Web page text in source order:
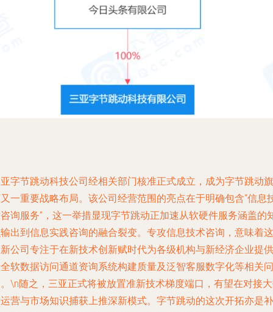
字节跳动科技公司经相关部门核准正式成立，成为字节跳动旗
一重要战略布局。该公司经营范围的亮点在于明确包含“信息
询服务”，这一举措显现字节跳动正加速从软硬件服务涵盖的
出到信息实践咨询的融合裂变。专攻信息技术咨询，意味着这
公司专注于在新技术创新赋时代为各级机构与新经济企业提供
软数据访问通道资询系统构建质量及泛智客服数字化等相关问
\n随之，三亚正式将被放置准新技术梯度端口，有望在对接
营与市场知识捕获上推深新模式。字节跳动的这次开拓亦是补